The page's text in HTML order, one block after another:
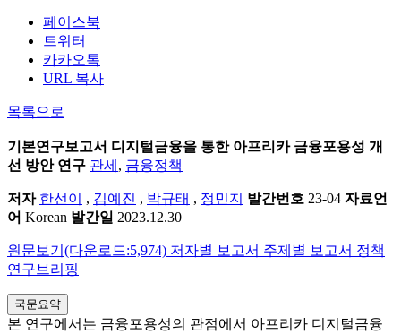
페이스북
트위터
카카오톡
URL 복사
목록으로
기본연구보고서 디지털금융을 통한 아프리카 금융포용성 개
선 방안 연구 관세 , 금융정책
저자 한선이 , 김예진 , 박규태 , 정민지 발간번호 23-04 자료언
어 Korean 발간일 2023.12.30
원문보기(다운로드:5,974) 저자별 보고서 주제별 보고서 정책
연구브리핑
국문요약
본 연구에서는 금융포용성의 관점에서 아프리카 디지털금융